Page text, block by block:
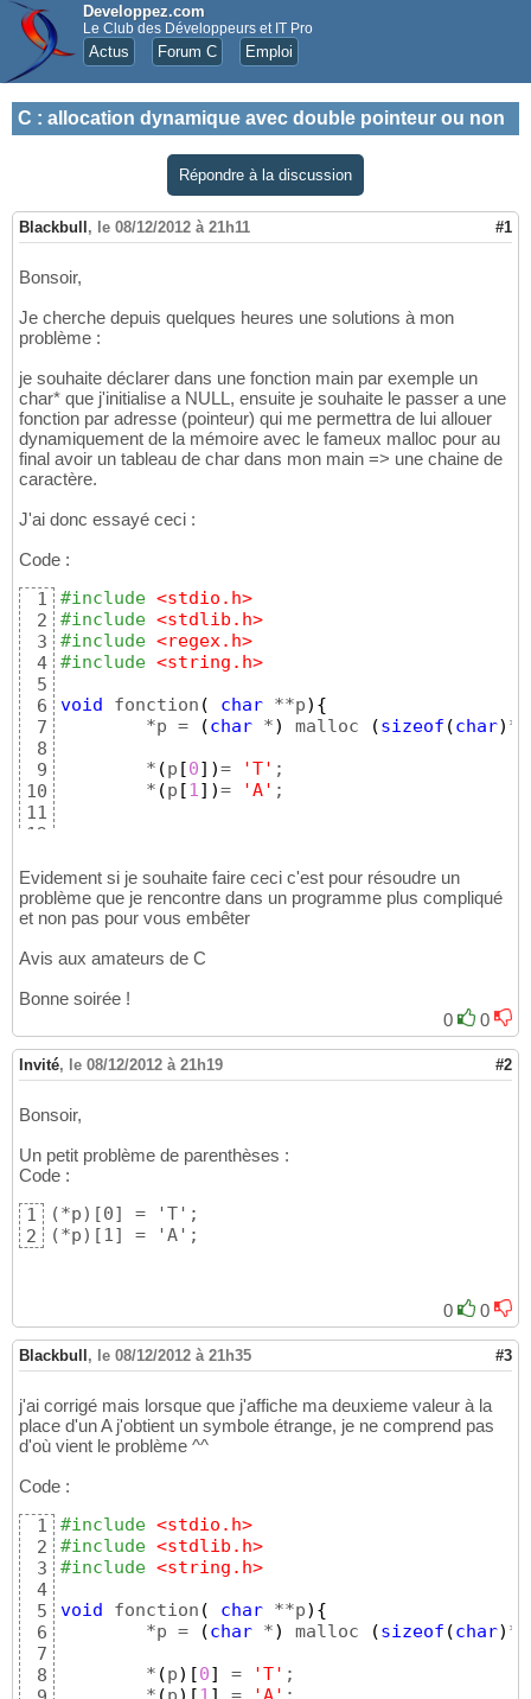
Developpez.com
Le Club des Développeurs et IT Pro
Actus Forum C Emploi
C : allocation dynamique avec double pointeur ou non
Répondre à la discussion
Blackbull , le 08/12/2012 à 21h11 #1
Bonsoir,
Je cherche depuis quelques heures une solutions à mon
problème :
je souhaite déclarer dans une fonction main par exemple un
char* que j'initialise a NULL, ensuite je souhaite le passer a une
fonction par adresse (pointeur) qui me permettra de lui allouer
dynamiquement de la mémoire avec le fameux malloc pour au
final avoir un tableau de char dans mon main => une chaine de
caractère.
J'ai donc essayé ceci :
Code :
1
2
3
4
5
6
7
8
9
10
11
12
14
15
16
18
20
22
23
25
27
28
30
31
#include <stdio.h>
#include <stdlib.h>
#include <regex.h>
#include <string.h>
void
fonction ( char **p) {
	*p =
(char *) malloc (sizeof (char) *
	*
(p [0] )= 'T' ;
	*
(p [1] )= 'A' ;
int main ( int argc, char* argv[]){
char * pointeur =
	fonction
(&pointeur);
return
Evidement si je souhaite faire ceci c'est pour résoudre un
problème que je rencontre dans un programme plus compliqué
et non pas pour vous embêter
Avis aux amateurs de C
Bonne soirée !
0
0
Invité, le 08/12/2012 à 21h19 #2
Bonsoir,
Un petit problème de parenthèses :
Code :
1
2
(*p)[0] = 'T';
(*p)[1] = 'A';
0 0
Blackbull , le 08/12/2012 à 21h35 #3
j'ai corrigé mais lorsque que j'affiche ma deuxieme valeur à la
place d'un A j'obtient un symbole étrange, je ne comprend pas
d'où vient le problème ^^
Code :
1
2
3
4
5
6
7
8
#include <stdio.h>
#include <stdlib.h>
#include <string.h>
void
fonction ( char **p) {
	*p =
(char *) malloc (sizeof (char) *
	*
(p) [0] = 'T' ;